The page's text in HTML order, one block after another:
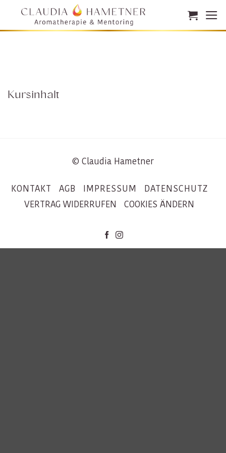
Kursinhalt
© Claudia Hametner
KONTAKT AGB IMPRESSUM
DATENSCHUTZ
VERTRAG WIDERRUFEN
COOKIES ÄNDERN